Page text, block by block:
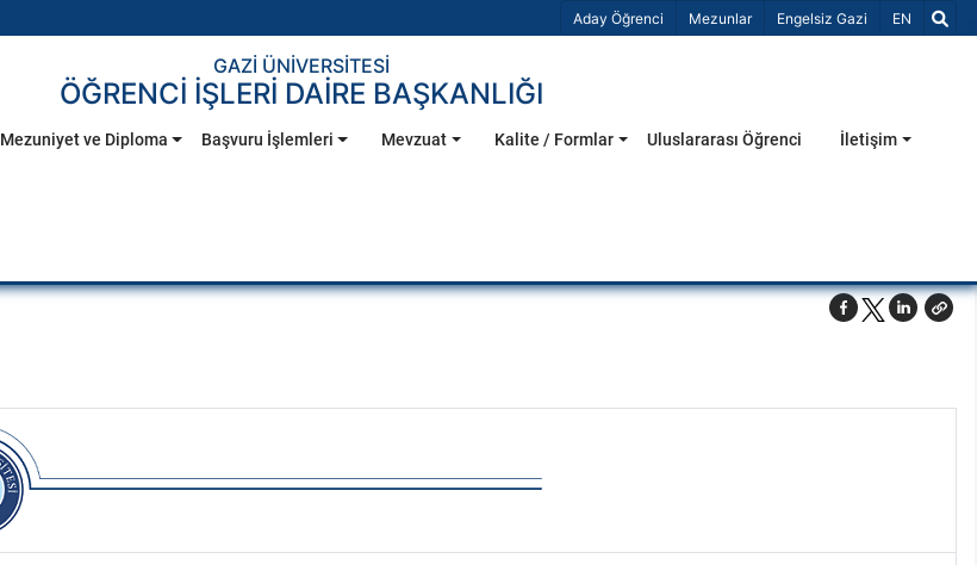
Aday Öğrenci Mezunlar Engelsiz Gazi Dil Seçiniz
EN
GAZİ ÜNİVERSİTESİ
ÖĞRENCİ İŞLERİ DAİRE BAŞKANLIĞI
Mezuniyet ve Diploma Başvuru İşlemleri Mevzuat Kalite / Formlar Uluslararası Öğrenci İletişim